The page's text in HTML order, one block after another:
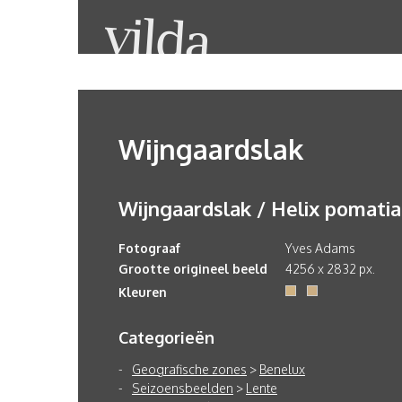
Wijngaardslak
Wijngaardslak / Helix pomatia
Fotograaf
Yves Adams
Grootte origineel beeld
4256 x 2832 px.
Kleuren
Categorieën
Geografische zones > Benelux
Seizoensbeelden > Lente